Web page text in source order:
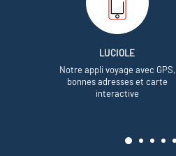
LUCIOLE
Notre appli voyage avec GPS,
bonnes adresses et carte
interactive